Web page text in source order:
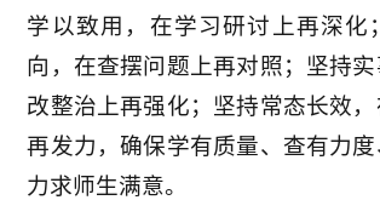
学以致用，在学习研讨上再深化
向，在查摆问题上再对照；坚持
改整治上再强化；坚持常态长效
再发力，确保学有质量、查有力度
力求师生满意。